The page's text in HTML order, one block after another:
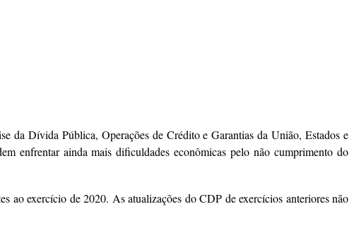
da Dívida Pública, Operações de Crédito e Garantias da União, Estados e
enfrentar ainda mais dificuldades econômicas pelo não cumprimento do
ao exercício de 2020. As atualizações do CDP de exercícios anteriores não